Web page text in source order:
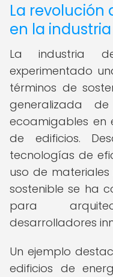
La revolución
en la
La industria
experimentado
términos de
generalizada
ecoamigables en
de edificios.
tecnologías de
uso de
sostenible se ha
para
desarrolladores
Un ejemplo
edificios de